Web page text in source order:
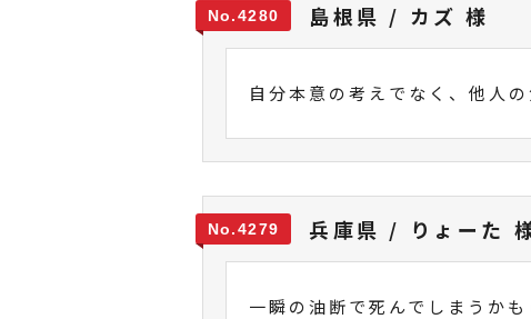
4280 島根県 / カズ 様
自分本意の考えでなく、他人
4279 兵庫県 / りょーた
一瞬の油断で死んでしまうかも